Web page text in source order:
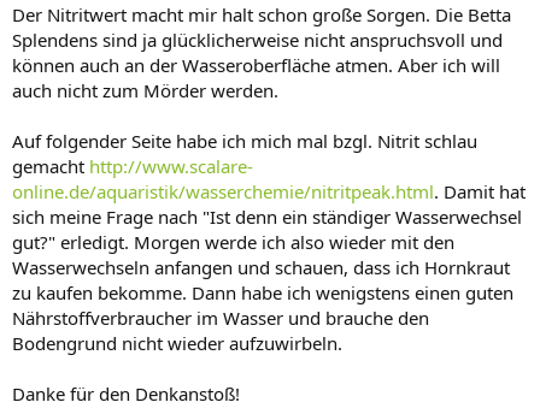
Der Nitritwert macht mir halt schon große Sorgen. Die Betta
Splendens sind ja glücklicherweise nicht anspruchsvoll und
können auch an der Wasseroberfläche atmen. Aber ich will
auch nicht zum Mörder werden.
Auf folgender Seite habe ich mich mal bzgl. Nitrit schlau
gemacht http://www.scalare-
online.de/aquaristik/wasserchemie/nitritpeak.html. Damit hat
sich meine Frage nach "Ist denn ein ständiger Wasserwechsel
gut?" erledigt. Morgen werde ich also wieder mit den
Wasserwechseln anfangen und schauen, dass ich Hornkraut
zu kaufen bekomme. Dann habe ich wenigstens einen guten
Nährstoffverbraucher im Wasser und brauche den
Bodengrund nicht wieder aufzuwirbeln.
Danke für den Denkanstoß!